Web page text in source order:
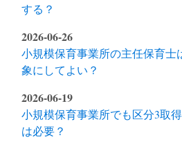
する？
2026-06-26
小規模保育事業所の主任保育士
象にしてよい？
2026-06-19
小規模保育事業所でも区分3取
は必要？